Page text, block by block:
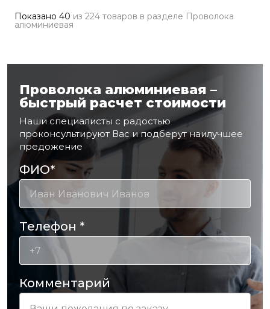
Показано 40 из 224 товаров в разделе Проволока
алюминиевая
Проволока алюминиевая –
быстрый расчет стоимости
Наши специалисты с радостью
проконсультируют Вас и подберут наилучшее
предожение
ФИО*
Телефон *
Комментарий